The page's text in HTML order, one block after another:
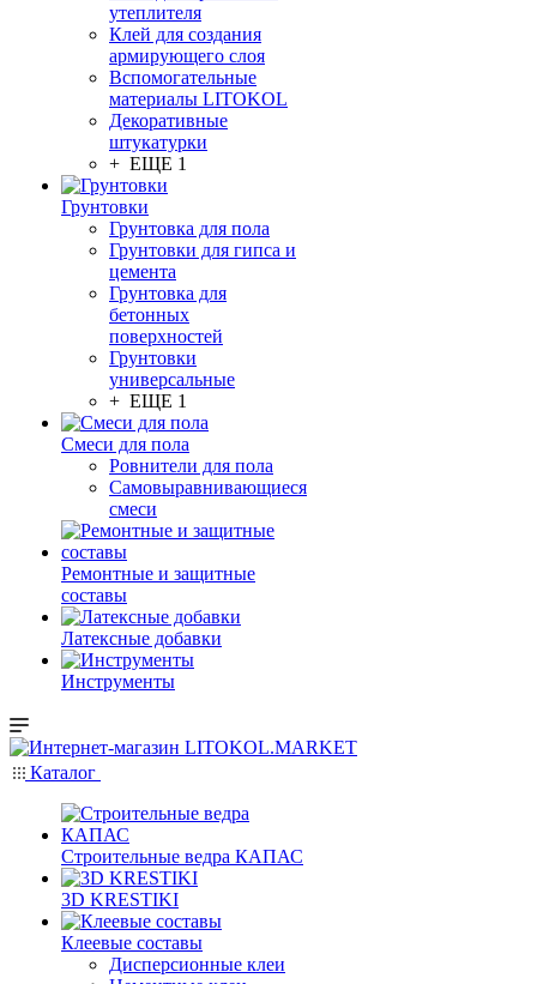
утеплителя
Клей для создания
армирующего слоя
Вспомогательные
материалы LITOKOL
Декоративные
штукатурки
+ ЕЩЕ 1
Грунтовки
Грунтовка для пола
Грунтовки для гипса и
цемента
Грунтовка для
бетонных
поверхностей
Грунтовки
универсальные
+ ЕЩЕ 1
Смеси для пола
Ровнители для пола
Самовыравнивающиеся
смеси
Ремонтные и защитные
составы
Латексные добавки
Инструменты
Каталог
Строительные ведра КАПАС
3D KRESTIKI
Клеевые составы
Дисперсионные клеи